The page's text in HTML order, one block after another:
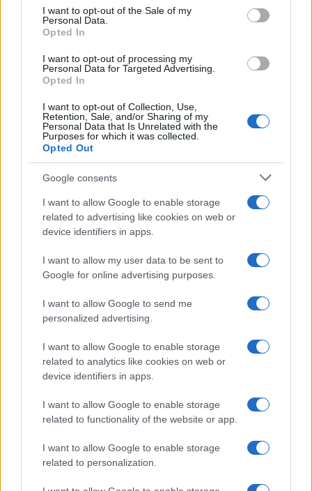
services and may gather and store information including but
not limited to your visit or usage behaviour. You may click to
grant or deny consent to Google and its third-party tags to
consent section.
I want to opt-out of the Sale of my
Personal Data.
Opted In
I want to opt-out of processing my
Personal Data for Targeted Advertising.
Opted In
I want to opt-out of Collection, Use,
Retention, Sale, and/or Sharing of my
Personal Data that Is Unrelated with the
Purposes for which it was collected.
Opted Out
Google consents
I want to allow Google to enable storage
related to advertising like cookies on web or
device identifiers in apps.
I want to allow my user data to be sent to
Google for online advertising purposes.
I want to allow Google to send me
personalized advertising.
I want to allow Google to enable storage
related to analytics like cookies on web or
device identifiers in apps.
I want to allow Google to enable storage
related to functionality of the website or app.
I want to allow Google to enable storage
related to personalization.